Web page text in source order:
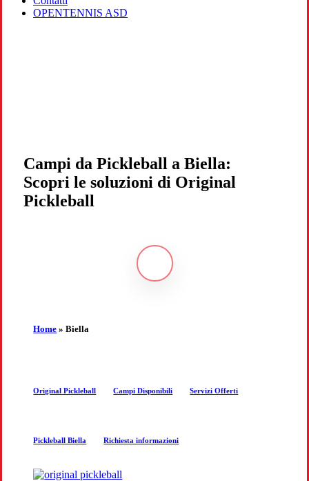
OPENTENNIS ASD
Campi da Pickleball a Biella:
Scopri le soluzioni di Original
Pickleball
Navigate
section
Home »Biella
Original Pickleball Campi Disponibili Servizi Offerti
Pickleball Biella Richiesta informazioni